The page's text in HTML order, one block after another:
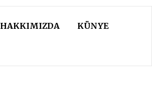
HAKKIMIZDA KÜNYE